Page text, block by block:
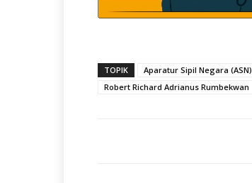
TOPIK Aparatur Sipil Negara (ASN)
Robert Richard Adrianus Rumbekwan